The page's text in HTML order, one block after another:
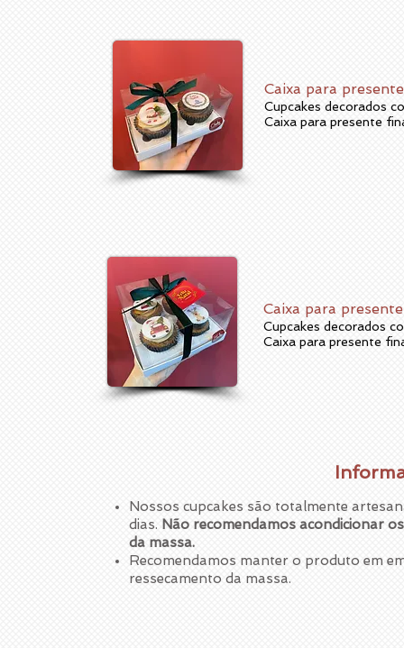
Caixa para
Cupcakes decorados
Caixa para presente
Caixa para
Cupcakes decorados
Caixa para presente
Nossos cupcakes são totalmente
dias. Não recomendamos acondicionar
da massa.
Recomendamos manter o produto em
ressecamento da massa.